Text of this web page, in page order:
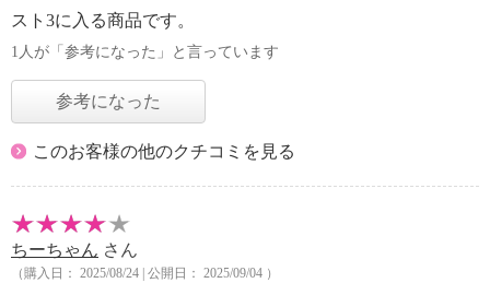
スト3に入る商品です。
1人が「参考になった」と言っています
参考になった
このお客様の他のクチコミを見る
ちーちゃん さん
（購入日： 2025/08/24 | 公開日： 2025/09/04 ）